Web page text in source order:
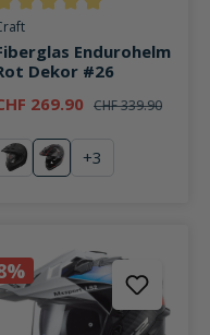
5 Sternen Bewertung
Endurohelm
Dekor #26
269.90 CHF 339.90
Matt Black
Rot Dekor #26
+3